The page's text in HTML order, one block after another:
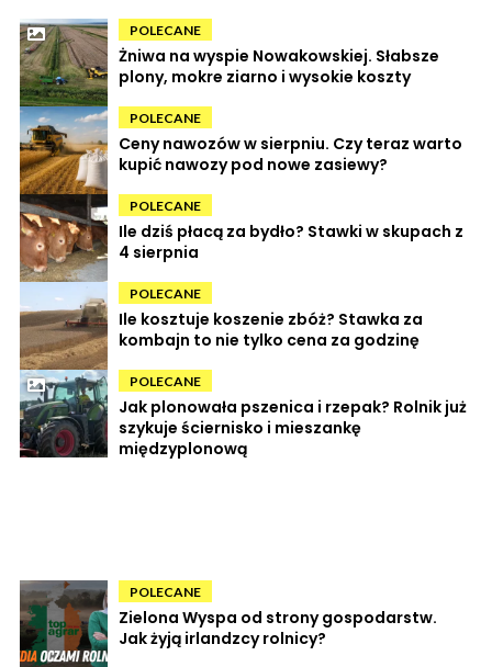
POLECANE
Żniwa na wyspie Nowakowskiej. Słabsze
plony, mokre ziarno i wysokie koszty
POLECANE
Ceny nawozów w sierpniu. Czy teraz warto
kupić nawozy pod nowe zasiewy?
POLECANE
Ile dziś płacą za bydło? Stawki w skupach z
4 sierpnia
POLECANE
Ile kosztuje koszenie zbóż? Stawka za
kombajn to nie tylko cena za godzinę
POLECANE
Jak plonowała pszenica i rzepak? Rolnik już
szykuje ściernisko i mieszankę
międzyplonową
POLECANE
Zielona Wyspa od strony gospodarstw.
Jak żyją irlandzcy rolnicy?